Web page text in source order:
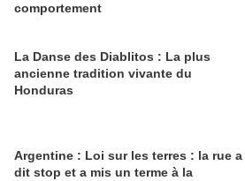
comportement
La Danse des Diablitos : La plus
ancienne tradition vivante du
Honduras
Argentine : Loi sur les terres : la rue a
dit stop et a mis un terme à la